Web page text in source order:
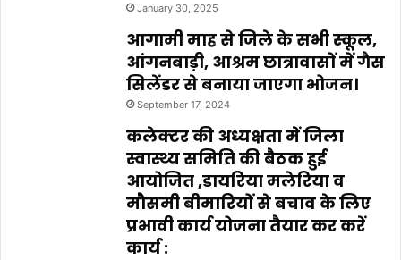
January 30, 2025
आगामी माह से जिले के सभी स्कूल,
आंगनबाड़ी, आश्रम छात्रावासों में गैस
सिलेंडर से बनाया जाएगा भोजन।
September 17, 2024
कलेक्टर की अध्यक्षता में जिला
स्वास्थ्य समिति की बैठक हुई
आयोजित ,डायरिया मलेरिया व
मौसमी बीमारियों से बचाव के लिए
प्रभावी कार्य योजना तैयार कर करें
कार्य :